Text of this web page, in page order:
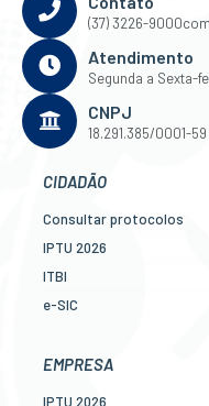
(37) 3226-9000
Atendimento
Segunda a Sexta-
CNPJ
18.291.385/0001-59
CIDADÃO
Consultar protocolos
IPTU 2026
ITBI
e-SIC
Legislação
EMPRESA
IPTU 2026